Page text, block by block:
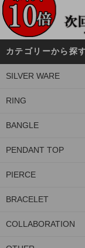
カテゴリーから探
SILVER WARE
RING
BANGLE
PENDANT TOP
PIERCE
BRACELET
COLLABORATION